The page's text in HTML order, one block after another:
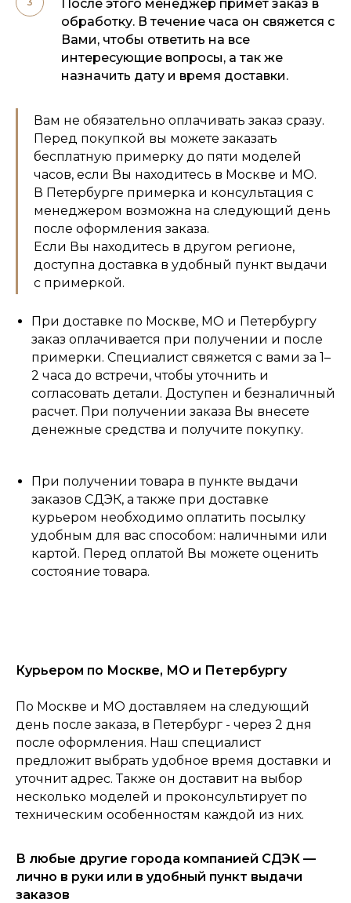
Главная Каталог
Консультация Корзина
После этого менеджер примет заказ в
обработку. В течение часа он свяжется с
Вами, чтобы ответить на все
интересующие вопросы, а так же
назначить дату и время доставки.
Вам не обязательно оплачивать заказ сразу.
Перед покупкой вы можете заказать
бесплатную примерку до пяти моделей
часов, если Вы находитесь в Москве и МО.
В Петербурге примерка и консультация с
менеджером возможна на следующий день
после оформления заказа.
Если Вы находитесь в другом регионе,
доступна доставка в удобный пункт выдачи
с примеркой.
При доставке по Москве, МО и Петербургу
заказ оплачивается при получении и после
примерки. Специалист свяжется с вами за 1–
2 часа до встречи, чтобы уточнить и
согласовать детали. Доступен и безналичный
расчет. При получении заказа Вы внесете
денежные средства и получите покупку.
При получении товара в пункте выдачи
заказов СДЭК, а также при доставке
курьером необходимо оплатить посылку
удобным для вас способом: наличными или
картой. Перед оплатой Вы можете оценить
состояние товара.
Курьером по Москве, МО и Петербургу
По Москве и МО доставляем на следующий
день после заказа, в Петербург - через 2 дня
после оформления. Наш специалист
предложит выбрать удобное время доставки и
уточнит адрес. Также он доставит на выбор
несколько моделей и проконсультирует по
техническим особенностям каждой из них.
В любые другие города компанией СДЭК —
лично в руки или в удобный пункт выдачи
заказов